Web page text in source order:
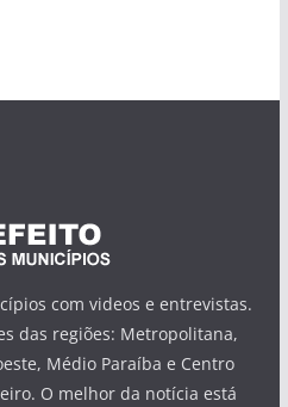
com videos e entrevistas.
das regiões: Metropolitana,
Médio Paraíba e Centro
O melhor da notícia está